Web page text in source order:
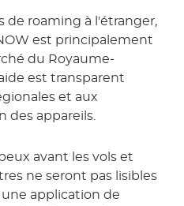
de roaming à l'étranger,
est principalement
du Royaume-
est transparent
et aux
des appareils.
avant les vols et
ne seront pas lisibles
une application de